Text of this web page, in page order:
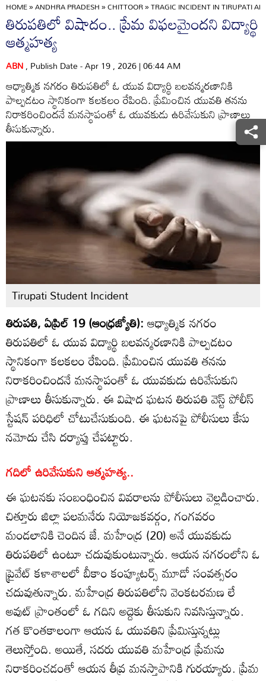
HOME»ANDHRA PRADESH»CHITTOOR»TRAGIC INCIDENT IN TIRUPATI
తిరుపతిలో విషాదం.. ప్రేమ విఫలమైందని విద్యార్థి
ఆత్మహత్య
ABN, Publish Date - Apr 19 , 2026 | 06:44 AM
ఆధ్యాత్మిక నగరం తిరుపతిలో ఓ యువ విద్యార్థి బలవన్మరణానికి
పాల్పడటం స్థానికంగా కలకలం రేపింది. ప్రేమించిన యువతి తనను
నిరాకరించిందనే మనస్థాపంతో ఓ యువకుడు ఉరివేసుకుని ప్రాణాలు
తీసుకున్నారు.
Tirupati Student Incident
తిరుపతి, ఏప్రిల్ 19 (ఆంధ్రజ్యోతి):ఆధ్యాత్మిక నగరం
తిరుపతిలో ఓ యువ విద్యార్థి బలవన్మరణానికి పాల్పడటం
స్థానికంగా కలకలం రేపింది. ప్రేమించిన యువతి తనను
నిరాకరించిందనే మనస్థాపంతో ఓ యువకుడు ఉరివేసుకుని
ప్రాణాలు తీసుకున్నారు. ఈ విషాద ఘటన తిరుపతి వెస్ట్ పోలీస్
స్టేషన్ పరిధిలో చోటుచేసుకుంది. ఈ ఘటనపై పోలీసులు కేసు
నమోదు చేసి దర్యాప్తు చేపట్టారు.
గదిలో ఉరివేసుకుని ఆత్మహత్య..
ఈ ఘటనకు సంబంధించిన వివరాలను పోలీసులు వెల్లడించారు.
చిత్తూరు జిల్లా పలమనేరు నియోజకవర్గం, గంగవరం
మండలానికి చెందిన జే. మహేంద్ర (20) అనే యువకుడు
తిరుపతిలో ఉంటూ చదువుకుంటున్నారు. ఆయన నగరంలోని ఓ
ప్రైవేట్ కళాశాలలో బీకాం కంప్యూటర్స్ మూడో సంవత్సరం
చదువుతున్నారు. మహేంద్ర తిరుపతిలోని వెంకటరమణ లే
అవుట్ ప్రాంతంలో ఓ గదిని అద్దెకు తీసుకుని నివసిస్తున్నారు.
గత కొంతకాలంగా ఆయన ఓ యువతిని ప్రేమిస్తున్నట్లు
తెలుస్తోంది. అయితే, సదరు యువతి మహేంద్ర ప్రేమను
నిరాకరించడంతో ఆయన తీవ్ర మనస్తాపానికి గురయ్యారు. ప్రేమ